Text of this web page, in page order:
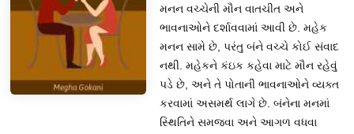
મનન વચ્ચેની મૌન વાતચીત અને
ભાવનાઓને દર્શાવવામાં આવી છે. મહેક
મનન સામે છે, પરંતુ બંને વચ્ચે કોઈ સંવાદ
નથી. મહેકને કંઇક કહેવા માટે મૌન રહેવું
પડે છે, અને તે પોતાની ભાવનાઓને વ્યક્ત
કરવામાં અસમર્થ લાગે છે. બંનેના મનમાં
સ્થિતિને સમજવા અને આગળ વધવા